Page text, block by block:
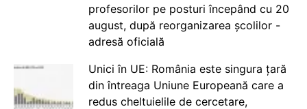
profesorilor pe posturi începând cu 20
august, după reorganizarea școlilor -
adresă oficială
Unici în UE: România este singura țară
din întreaga Uniune Europeană care a
redus cheltuielile de cercetare,